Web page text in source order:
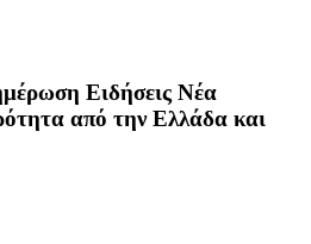
Ειδήσεις Νέα
από την Ελλάδα και